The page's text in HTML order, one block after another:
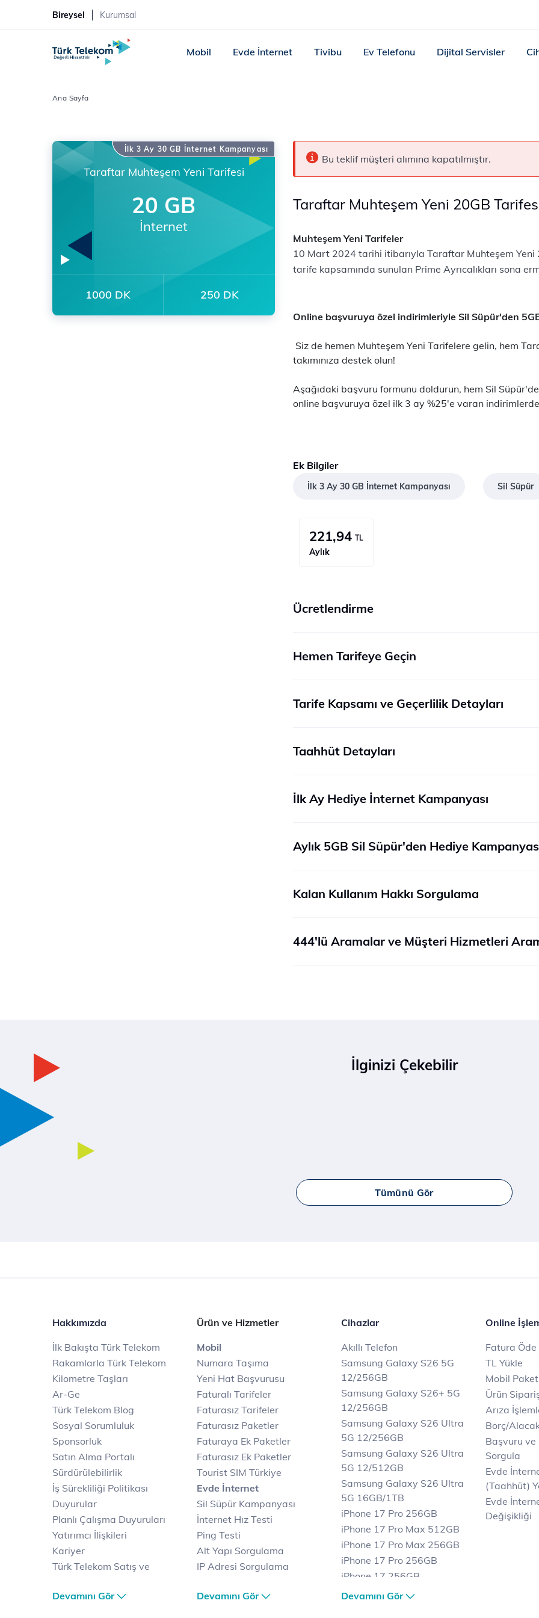
Bireysel Kurumsal
Mobil Evde İnternet Tivibu Ev Telefonu Dijital Servisler
Ana Sayfa
İlk 3 Ay 30 GB İnternet Kampanyası
Taraftar Muhteşem Yeni Tarifesi
20 GB
İnternet
1000 DK 250 DK
Bu teklif müşteri alımına kapatılmıştır.
Taraftar Muhteşem Yeni 20GB
Muhteşem Yeni Tarifeler
10 Mart 2024 tarihi itibarıyla Taraftar​ Muhteşem Yeni
tarife kapsamında sunulan Prime Ayrıcalıkları sona
Online başvuruya özel indirimleriyle Sil Süpür'den
Siz de hemen Muhteşem Yeni Tarifelere gelin, hem
takımınıza destek olun!
Aşağıdaki başvuru formunu doldurun, hem Sil
online başvuruya özel ilk 3 ay %25'e varan
Ek Bilgiler
İlk 3 Ay 30 GB İnternet Kampanyası Sil Süpür
221,94 TL
Aylık
Ücretlendirme
Hemen Tarifeye Geçin
Tarife Kapsamı ve Geçerlilik Detayları
Taahhüt Detayları
İlk Ay Hediye İnternet Kampanyası
Aylık 5GB Sil Süpür'den Hediye
Kalan Kullanım Hakkı Sorgulama
444'lü Aramalar ve Müşteri Hizmetleri
İlginizi Çekebilir
Tümünü Gör
Hakkımızda
İlk Bakışta Türk Telekom
Rakamlarla Türk Telekom
Kilometre Taşları
Ar-Ge
Türk Telekom Blog
Sosyal Sorumluluk
Sponsorluk
Satın Alma Portalı
Sürdürülebilirlik
İş Sürekliliği Politikası
Duyurular
Planlı Çalışma Duyuruları
Yatırımcı İlişkileri
Kariyer
Türk Telekom Satış ve
Türk Telekom Finansal
Devamını Gör
Ürün ve Hizmetler
Mobil
Numara Taşıma
Yeni Hat Başvurusu
Faturalı Tarifeler
Faturasız Tarifeler
Faturasız Paketler
Faturaya Ek Paketler
Faturasız Ek Paketler
Tourist SIM Türkiye
Evde İnternet
Sil Süpür Kampanyası
İnternet Hız Testi
Ping Testi
Alt Yapı Sorgulama
IP Adresi Sorgulama
Avantajlı İnternet
Devamını Gör
Cihazlar
Akıllı Telefon
Samsung Galaxy S26 5G
12/256GB
Samsung Galaxy S26+ 5G
12/256GB
Samsung Galaxy S26 Ultra
5G 12/256GB
Samsung Galaxy S26 Ultra
5G 12/512GB
Samsung Galaxy S26 Ultra
5G 16GB/1TB
iPhone 17 Pro 256GB
iPhone 17 Pro Max 512GB
iPhone 17 Pro Max 256GB
iPhone 17 Pro 256GB
iPhone 17 256GB
iPhone 17 Air 256GB
Devamını Gör
Online
Fatura Öde
TL Yükle
Mobil
Ürün
Arıza
Borç/
Başvuru ve
Sorgula
Evde
(Taahhüt)
Evde
Değişikliği